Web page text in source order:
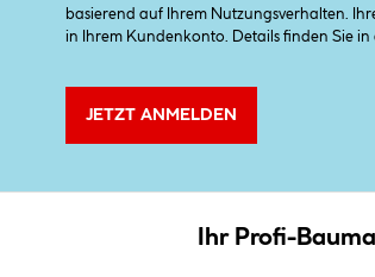
basierend auf Ihrem Nutzungsverhalten.
in Ihrem Kundenkonto. Details finden Sie in
JETZT ANMELDEN
Ihr Profi-